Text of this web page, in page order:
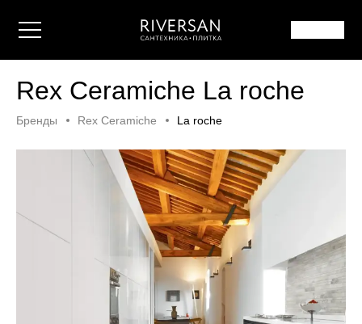
Rex Ceramiche La roche
Бренды Rex Ceramiche La roche